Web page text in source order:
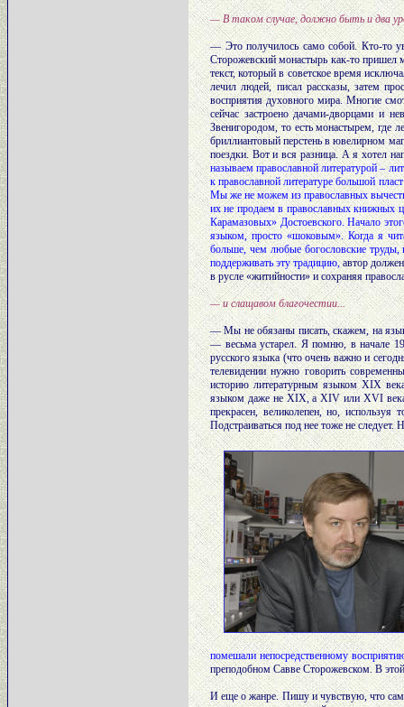
— В таком случае, должно быть и два
— Это получилось само собой. Кто-то
Сторожевский монастырь как-то
текст, который в советское время
лечил людей, писал рассказы, затем
восприятия духовного мира. Многие
сейчас застроено дачами-дворцами и
Звенигородом, то есть монастырем, где
бриллиантовый перстень в ювелирном
поездки. Вот и вся разница. А я хотел
называем православной литературой –
к православной литературе большой
Мы же не можем из православных
их не продаем в православных книжных
Карамазовых» Достоевского. Начало
языком, просто «шоковым». Когда я
больше, чем любые богословские труды,
поддерживать эту традицию,автор должен
в русле «житийности» и сохраняя
— и слащавом благочестии...
— Мы не обязаны писать, скажем, на
— весьма устарел. Я помню, в начале
русского языка (что очень важно и
телевидении нужно говорить
историю литературным языком XIX
языком даже не XIX, а XIV или XVI века.
прекрасен, великолепен, но,
Подстраиваться под нее тоже не
помешали непосредственному
преподобном Савве Сторожевском. В
И еще о жанре. Пишу и чувствую, что